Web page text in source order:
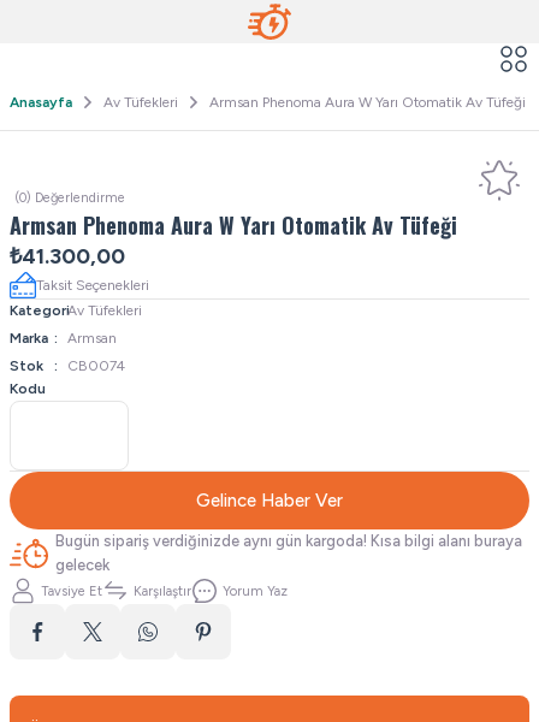
Anasayfa Av Tüfekleri Armsan Phenoma Aura W Yarı Otomatik Av Tüfeği
(0) Değerlendirme
Armsan Phenoma Aura W Yarı Otomatik Av Tüfeği
₺41.300,00
Taksit Seçenekleri
KategoriAv Tüfekleri
Marka
Armsan
Stok
Kodu
CB0074
Gelince Haber Ver
Bugün sipariş verdiğinizde aynı gün kargoda! Kısa bilgi alanı buraya
gelecek
Tavsiye Et Karşılaştır Yorum Yaz